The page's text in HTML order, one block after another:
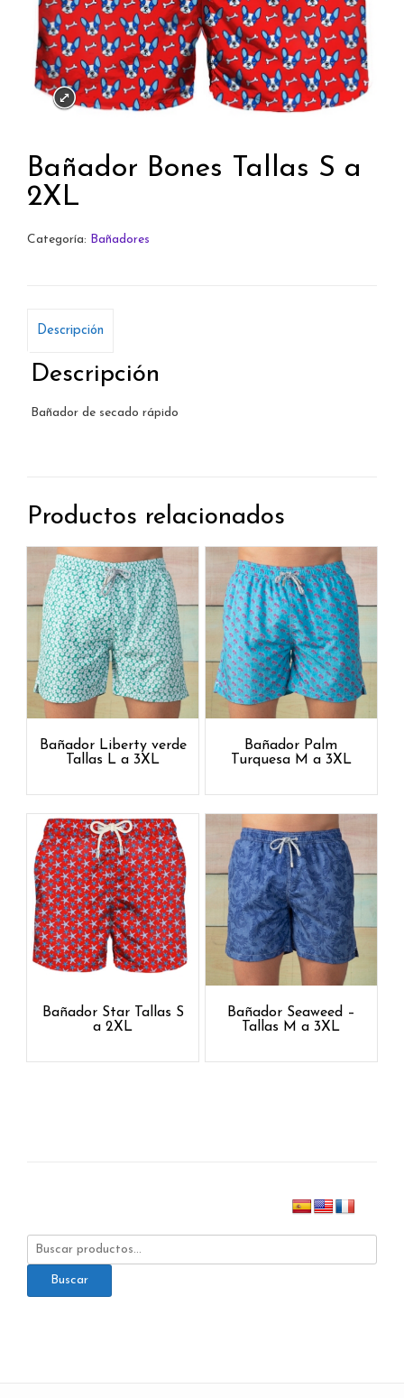
Bañador Bones Tallas S a
2XL
Categoría: Bañadores
Descripción
Descripción
Bañador de secado rápido
Productos relacionados
Bañador Liberty verde
Tallas L a 3XL
Bañador Palm
Turquesa M a 3XL
Bañador Star Tallas S
a 2XL
Bañador Seaweed –
Tallas M a 3XL
Buscar
por:
Buscar